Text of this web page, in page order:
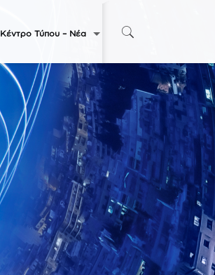
Κέντρο Τύπου – Νέα